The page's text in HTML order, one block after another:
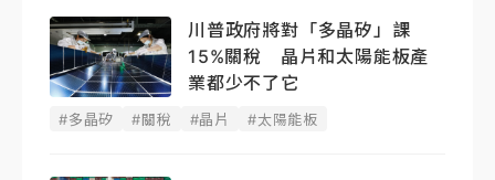
川普政府將對「多晶矽」課
15%關稅 晶片和太陽能板產
業都少不了它
#多晶矽 #關稅 #晶片 #太陽能板